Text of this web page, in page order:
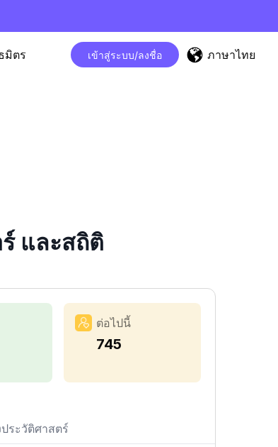
มิตร เข้าสู่ระบบ/ลงชื่อ ภาษาไทย
และสถิติ
ต่อไปนี้
745
ระวัติศาสตร์